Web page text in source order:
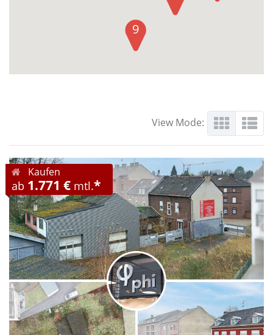
9
View Mode:
Kaufen
ab 1.771 € mtl.*